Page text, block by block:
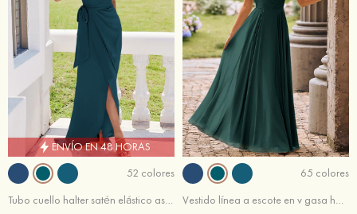
ENVÍO EN 48 HORAS
52 colores
Tubo cuello halter satén elástico asimétrico vestido de dama de honor
65 colores
Vestido línea a escote en v gasa hasta el suelo vestido de dama de honor